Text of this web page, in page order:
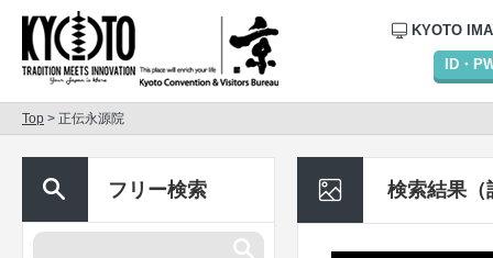
KYOTO
ID・
Top > 正伝永源院
フリー検索 検索結果（